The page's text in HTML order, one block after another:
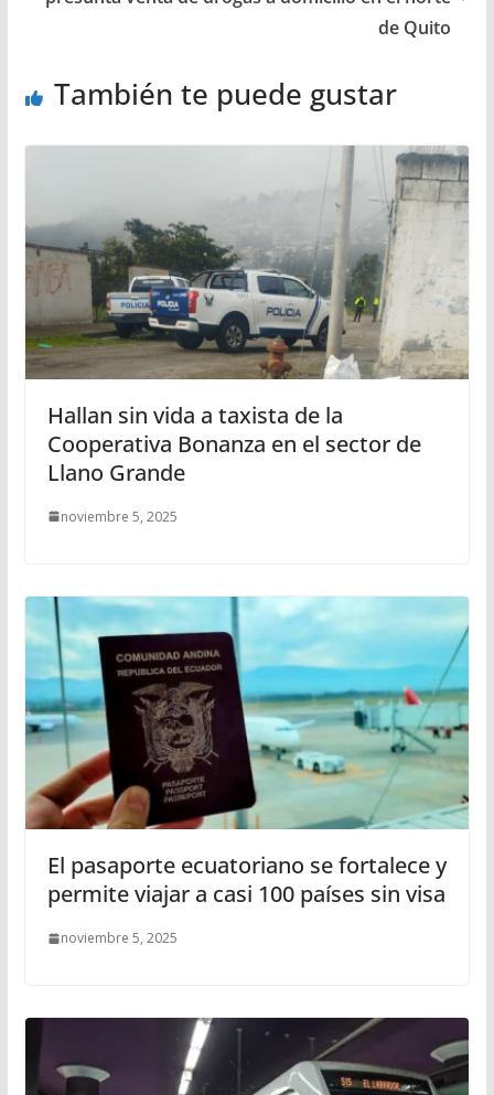
de Quito
También te puede gustar
Hallan sin vida a taxista de la
Cooperativa Bonanza en el sector de
Llano Grande
noviembre 5, 2025
El pasaporte ecuatoriano se fortalece y
permite viajar a casi 100 países sin visa
noviembre 5, 2025